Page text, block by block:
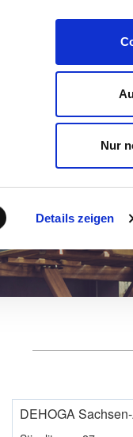
Details zeigen
Nur
Marketing
DEHOGA